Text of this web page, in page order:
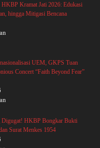
Kramat Jati 2026: Edukasi
hingga Mitigasi Bencana
UEM, GKPS Tuan
Concert “Faith Beyond Fear”
Digugat! HKBP Bongkar Bukti
Surat Menkes 1954